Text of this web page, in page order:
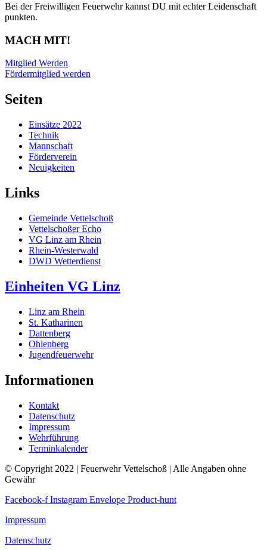
Bei der Freiwilligen Feuerwehr kannst DU mit echter Leidenschaft
punkten.
MACH MIT!
Mitglied Werden
Fördermitglied werden
Seiten
Einsätze 2022
Technik
Mannschaft
Förderverein
Neuigkeiten
Links
Gemeinde Vettelschoß
Vettelschoßer Echo
VG Linz am Rhein
Rhein-Westerwald
DWD Wetterdienst
Einheiten VG Linz
Linz am Rhein
St. Katharinen
Dattenberg
Ohlenberg
Jugendfeuerwehr
Informationen
Kontakt
Datenschutz
Impressum
Wehrführung
Terminkalender
© Copyright 2022 | Feuerwehr Vettelschoß | Alle Angaben ohne
Gewähr
Facebook-f Instagram Envelope Product-hunt
Impressum
Datenschutz